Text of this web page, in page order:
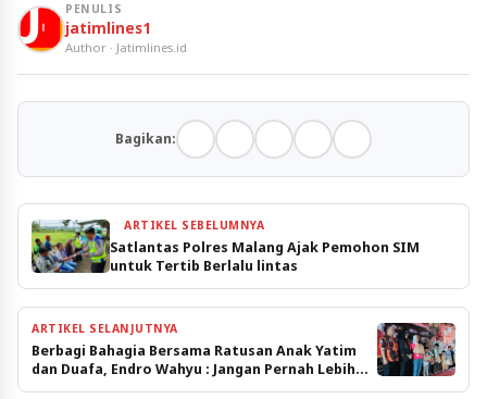
PENULIS
jatimlines1
Author · Jatimlines.id
Bagikan:
ARTIKEL SEBELUMNYA
Satlantas Polres Malang Ajak Pemohon SIM
untuk Tertib Berlalu lintas
ARTIKEL SELANJUTNYA
Berbagi Bahagia Bersama Ratusan Anak Yatim
dan Duafa, Endro Wahyu : Jangan Pernah Lebih
Berbuat Manfaat